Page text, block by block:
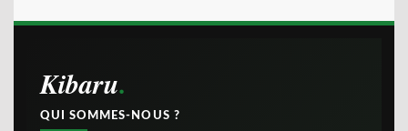
Kibaru
QUI SOMMES-NOUS ?